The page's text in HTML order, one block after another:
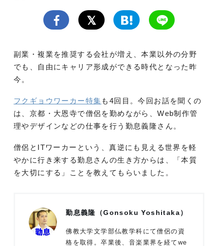
副業・複業を推奨する会社が増え、本業以外の分野
でも、自由にキャリア形成ができる時代となった昨
今。
フクギョウワーカー特集 も4回目。今回お話を聞くの
は、京都・大恩寺で僧侶を勤めながら、Web制作管
理やデザインなどの仕事を行う勤息義隆さん。
僧侶とITワーカーという、真逆にも見える世界を軽
やかに行き来する勤息さんの生き方からは、「本質
を大切にする」ことを教えてもらいました。
勤息義隆（Gonsoku Yoshitaka）
佛教大学文学部仏教学科にて僧侶の資
格を取得。卒業後、音楽業界を経てwe